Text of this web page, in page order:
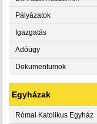
Pályázatok
Igazgatás
Adóügy
Dokumentumok
Egyházak
Római Katolikus Egyház